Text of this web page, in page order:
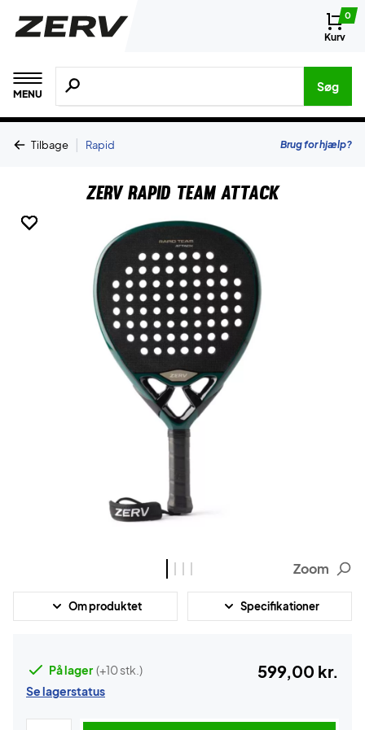
0
Kurv
MENU
Søg efter produkter, mærker etc.
Søg
Tilbage | Rapid Brug for hjælp?
ZERV Rapid Team Attack
Zoom
Om produktet Specifikationer
På lager (+10 stk.)
Se lagerstatus
599,00 kr.